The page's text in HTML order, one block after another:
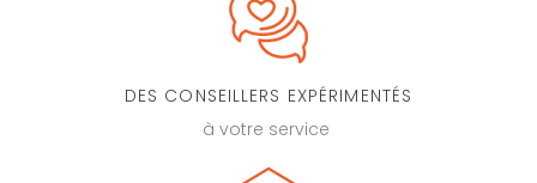
DES CONSEILLERS EXPÉRIMENTÉS
à votre service